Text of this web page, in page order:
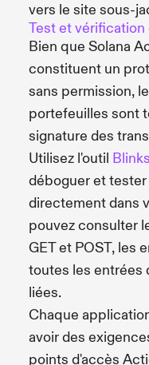
vers le site sous-
Test et vérification
Bien que Solana
constituent un
sans permission,
portefeuilles sont
signature des
Utilisez l'outil
déboguer et
directement dans
pouvez consulter
GET et POST, les
toutes les entrées
liées.
Chaque
avoir des
points d'accès